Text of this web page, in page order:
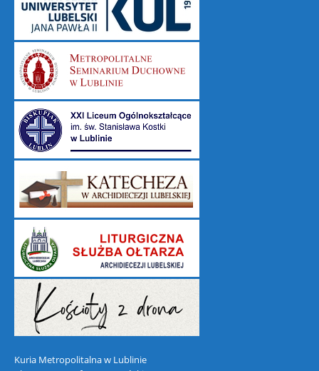
Kuria Metropolitalna w Lublinie